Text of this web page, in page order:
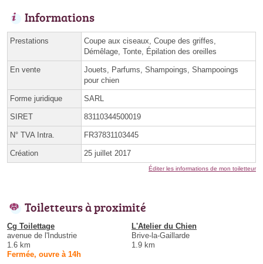
Informations
Prestations
Coupe aux ciseaux, Coupe des griffes,
Démêlage, Tonte, Épilation des oreilles
En vente
Jouets, Parfums, Shampoings, Shampooings
pour chien
Forme juridique SARL
SIRET 83110344500019
N° TVA Intra. FR37831103445
Création 25 juillet 2017
Éditer les informations de mon toiletteur
Toiletteurs à proximité
Cg Toilettage
avenue de l'Industrie
1.6 km
Fermée, ouvre à 14h
L'Atelier du Chien
Brive-la-Gaillarde
1.9 km